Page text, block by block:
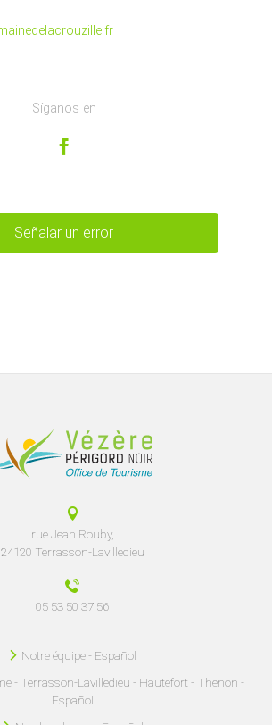
Síganos en
Señalar un error
rue Jean Rouby,
24120 Terrasson-Lavilledieu
05 53 50 37 56
Notre équipe - Español
- Terrasson-Lavilledieu - Hautefort - Thenon -
Español